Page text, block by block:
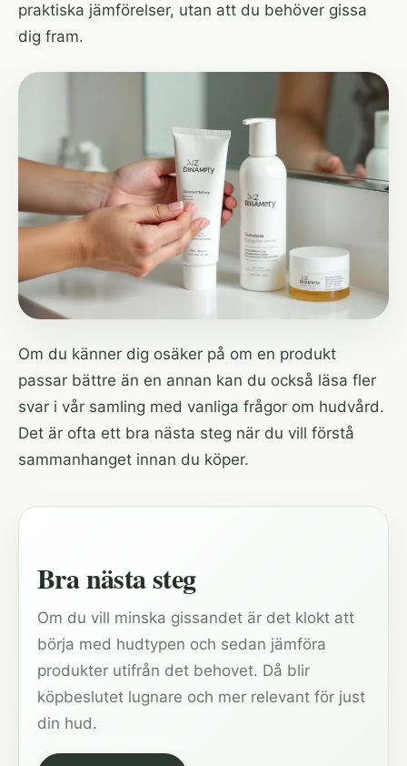
praktiska jämförelser, utan att du behöver gissa
dig fram.
Om du känner dig osäker på om en produkt
passar bättre än en annan kan du också läsa fler
svar i vår samling med vanliga frågor om hudvård.
Det är ofta ett bra nästa steg när du vill förstå
sammanhanget innan du köper.
Bra nästa steg
Om du vill minska gissandet är det klokt att
börja med hudtypen och sedan jämföra
produkter utifrån det behovet. Då blir
köpbeslutet lugnare och mer relevant för just
din hud.